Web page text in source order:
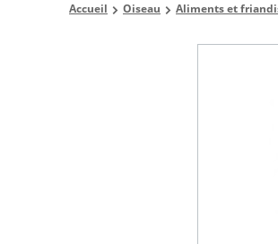
Accueil Oiseau Aliments et